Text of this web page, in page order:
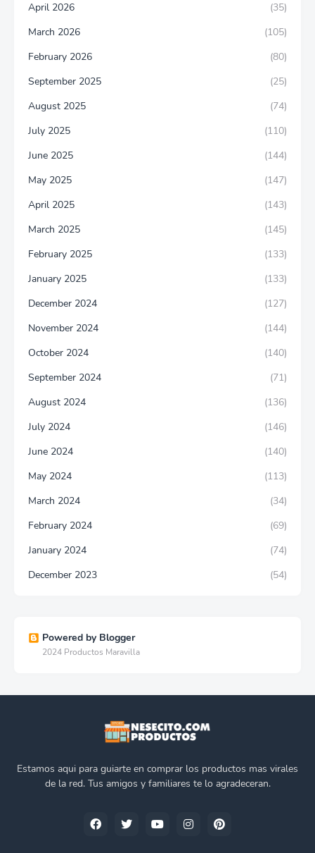
April 2026
(35)
March 2026
(105)
February 2026
(80)
September 2025
(25)
August 2025
(74)
July 2025
(110)
June 2025
(144)
May 2025
(147)
April 2025
(143)
March 2025
(145)
February 2025
(133)
January 2025
(133)
December 2024
(127)
November 2024
(144)
October 2024
(140)
September 2024
(71)
August 2024
(136)
July 2024
(146)
June 2024
(140)
May 2024
(113)
March 2024
(34)
February 2024
(69)
January 2024
(74)
December 2023
(54)
Powered by Blogger
2024 Productos Maravilla
Estamos aqui para guiarte en comprar los productos mas virales
de la red. Tus amigos y familiares te lo agradeceran.